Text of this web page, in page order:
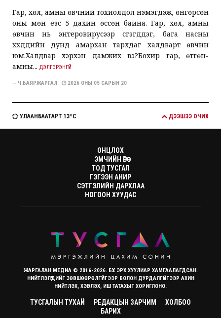
Гар, хөл, амны өвчний тохиолдол нэмэгдэж, өнгөрсөн
оны мөн үеэс 5 дахин өссөн байна. Гар, хөл, амны
өвчин нь энтеровирусээр үүсгэгддэг, бага насны
хүүхдүүдийн дунд амархан тархдаг халдварт өвчин
юм.Халдвар хэрхэн дамжих вэ?Бохир гар, өтгөн-
амны... ДЭЛГЭРЭНГҮЙ
— Ч.БАЯРЖАРГАЛ 2026 ОНЫ 05 САРЫН 20
ДЭЭШЭЭ ОЧИХ
УЛААНБААТАРТ 13ºC
ОНЦЛОХ
ЭМЧИЙН ӨРӨӨ
ТОД ТУСГАЛ
ГЭГЭЭН АНИР
СЭТГЭЛИЙН ДАРХЛАА
НОГООН ХУУДАС
ЖАРГАЛАН МЕДИА © 2016-2026. БҮХ ЭРХ ХУУЛИАР ХАМГААЛАГДСАН.
НИЙТЛЭЛҮҮДИЙГ ЗӨВШӨӨРӨЛГҮЙГЭЭР БОЛОН ДУРДАЛГҮЙГЭЭР АХИН
НИЙТЛЭХ, ХЭВЛЭХ, ИШ ТАТАХЫГ ХОРИГЛОНО.
ТУСГАЛЫН ТУХАЙ РЕДАКЦЫН ЗАРЧИМ
ХОЛБОО
БАРИХ